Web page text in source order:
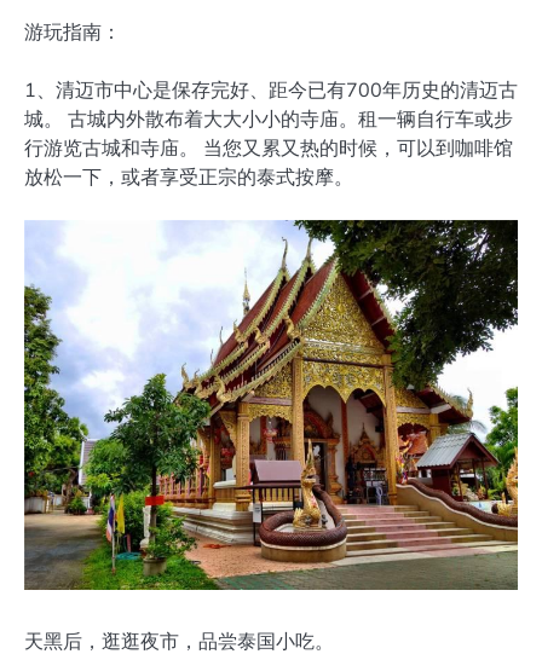
游玩指南：
1、清迈市中心是保存完好、距今已有700年历史的清迈古
城。 古城内外散布着大大小小的寺庙。租一辆自行车或步
行游览古城和寺庙。 当您又累又热的时候，可以到咖啡馆
放松一下，或者享受正宗的泰式按摩。
天黑后，逛逛夜市，品尝泰国小吃。